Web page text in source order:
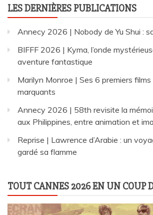
LES DERNIÈRES PUBLICATIONS
Annecy 2026 | Nobody de Yu Shui :
BIFFF 2026 | Kyma, l’onde
aventure fantastique
Marilyn Monroe | Ses 6 premiers films
marquants
Annecy 2026 | 58th revisite la
aux Philippines, entre animation et
Reprise | Lawrence d’Arabie : un
gardé sa flamme
TOUT CANNES 2026 EN UN COUP